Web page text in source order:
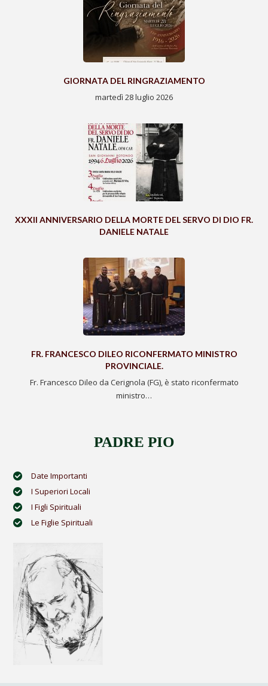
GIORNATA DEL RINGRAZIAMENTO
martedì 28 luglio 2026
XXXII ANNIVERSARIO DELLA MORTE DEL SERVO DI DIO FR.
DANIELE NATALE
FR. FRANCESCO DILEO RICONFERMATO MINISTRO
PROVINCIALE.
Fr. Francesco Dileo da Cerignola (FG), è stato riconfermato
ministro…
PADRE PIO
Date Importanti
I Superiori Locali
I Figli Spirituali
Le Figlie Spirituali